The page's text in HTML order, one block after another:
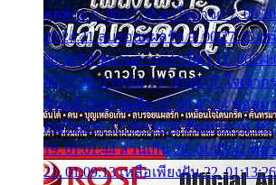
สุดท้าย 6. 00:17:30 ยาใจยาจก 7.
00:24:21 ลบรอยแผลรัก 9. 00:27:35
00:30:54 ขบวนการเปาเปียว 11.
00:37:20 ปาหนัน 13. 00:40:37 ใจเจ้าก
ฉันแล้วจงตายเสีย 15. 00:47:24 ขอสูมา
คนใจมาร 17. 00:54:50 คืนทรมาน 18.
19. 01:01:44 ส่วนเกิน 20. 01:05:42
21. 01:09:13 เหลือเพียงฝัน 22.